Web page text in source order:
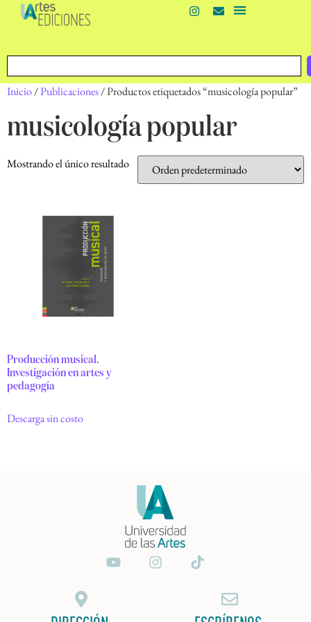
Inicio/Publicaciones/ Productos etiquetados “musicología popular”
musicología popular
Mostrando el único resultado
Producción musical.
Investigación en artes y
pedagogía
Descarga sin costo